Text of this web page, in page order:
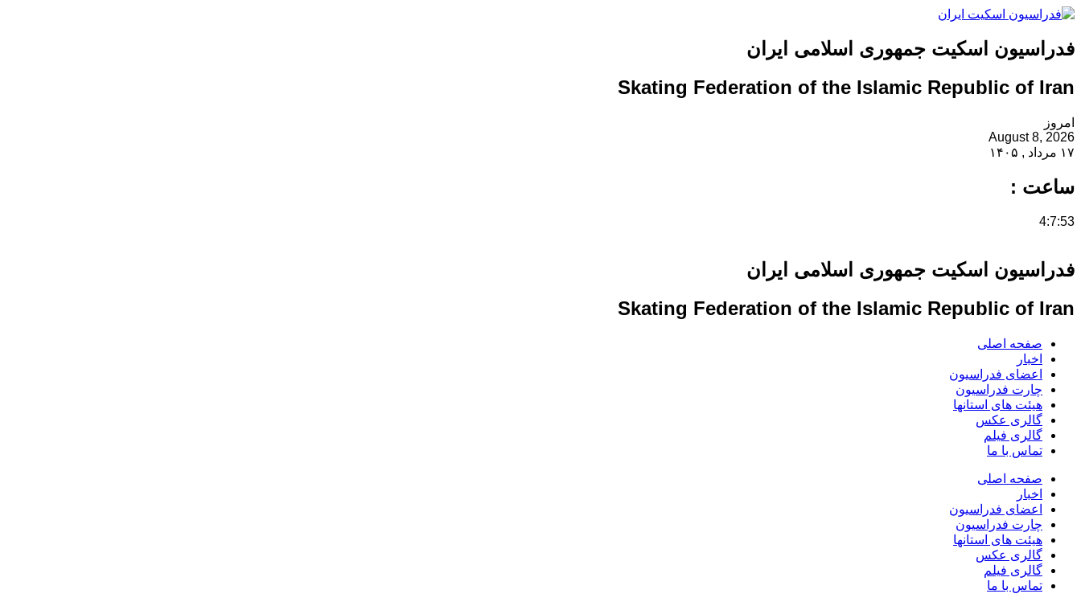
فدراسیون اسکیت جمهوری اسلامی ایران
Skating Federation of the Islamic Republic of Iran
امروز
August 8, 2026
۱۷ مرداد , ۱۴۰۵
ساعت :
4:7:53
فدراسیون اسکیت جمهوری اسلامی ایران
Skating Federation of the Islamic Republic of Iran
صفحه اصلی
اخبار
اعضای فدراسیون
چارت فدراسیون
هیئت های استانها
گالری عکس
گالری فیلم
تماس با ما
صفحه اصلی
اخبار
اعضای فدراسیون
چارت فدراسیون
هیئت های استانها
گالری عکس
گالری فیلم
تماس با ما